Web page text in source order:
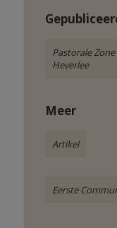
Pastorale
Heverlee
Meer
Artikel
Eerste